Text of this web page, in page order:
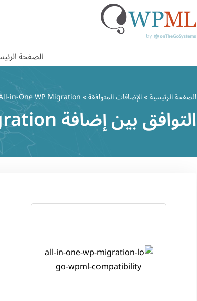
الصفحة
الصفحة الرئيسية»الإضافات المتوافقة» All-in-One WP Migration
التوافق بين إضافة All-in-One WP Migration وWPML